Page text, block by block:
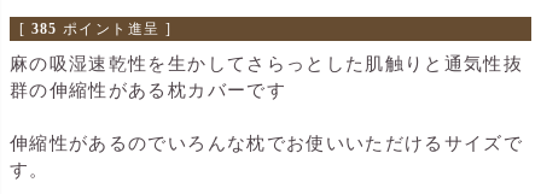
[ 385 ポイント進呈 ]
麻の吸湿速乾性を生かしてさらっとした肌触りと通気性抜
群の伸縮性がある枕カバーです
伸縮性があるのでいろんな枕でお使いいただけるサイズで
す。